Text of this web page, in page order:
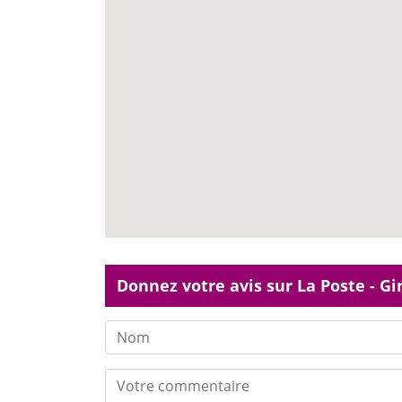
Donnez votre avis sur La Poste -